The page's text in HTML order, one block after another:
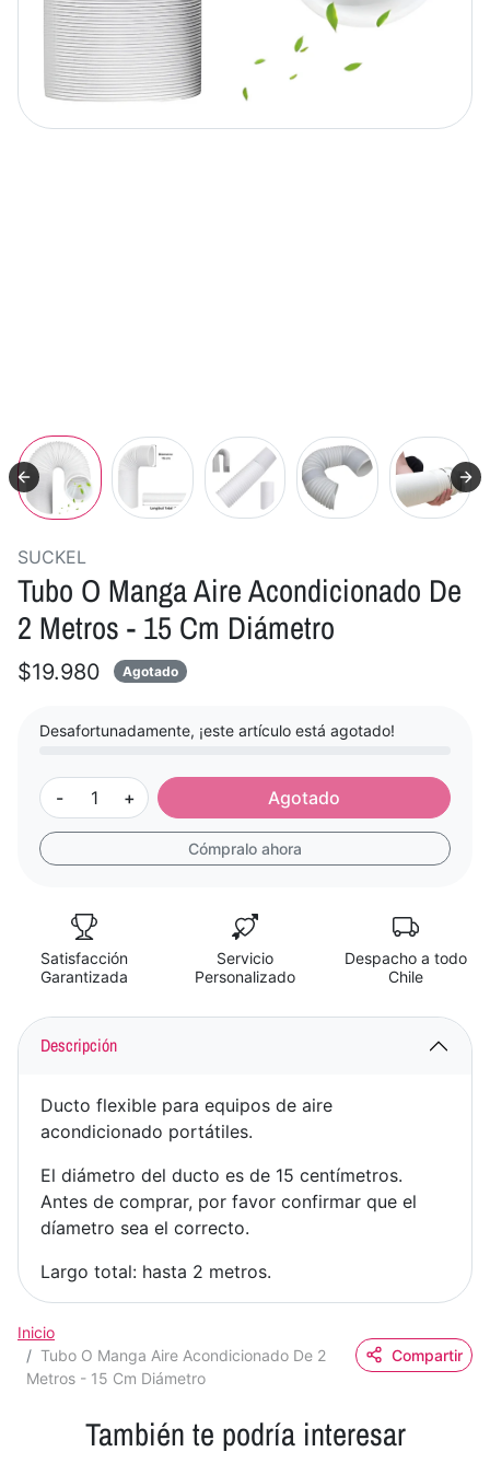
SUCKEL
Tubo O Manga Aire Acondicionado De
2 Metros - 15 Cm Diámetro
$19.980 Agotado
Desafortunadamente, ¡este artículo está agotado!
- + Agotado
Cómpralo ahora
Satisfacción
Garantizada
Servicio
Personalizado
Despacho a todo
Chile
Descripción
Ducto flexible para equipos de aire
acondicionado portátiles.
El diámetro del ducto es de 15 centímetros.
Antes de comprar, por favor confirmar que el
díametro sea el correcto.
Largo total: hasta 2 metros.
Inicio
Tubo O Manga Aire Acondicionado De 2
Metros - 15 Cm Diámetro
Compartir
También te podría interesar